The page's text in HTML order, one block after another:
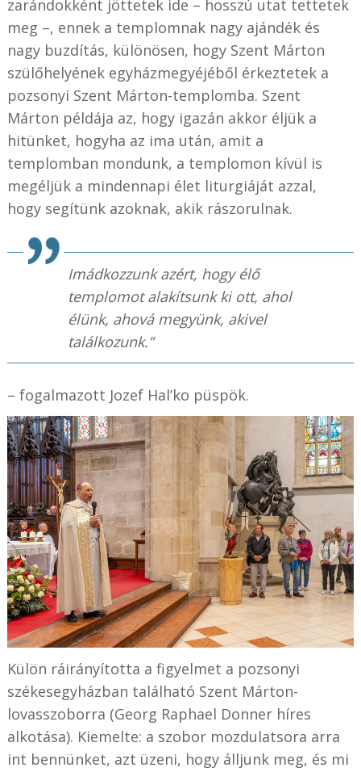
zarándokként jöttetek ide – hosszú utat tettetek
meg –, ennek a templomnak nagy ajándék és
nagy buzdítás, különösen, hogy Szent Márton
szülőhelyének egyházmegyéjéből érkeztetek a
pozsonyi Szent Márton-templomba. Szent
Márton példája az, hogy igazán akkor éljük a
hitünket, hogyha az ima után, amit a
templomban mondunk, a templomon kívül is
megéljük a mindennapi élet liturgiáját azzal,
hogy segítünk azoknak, akik rászorulnak.
Imádkozzunk azért, hogy élő
templomot alakítsunk ki ott, ahol
élünk, ahová megyünk, akivel
találkozunk.”
– fogalmazott Jozef Hal’ko püspök.
Külön ráirányította a figyelmet a pozsonyi
székesegyházban található Szent Márton-
lovasszoborra (Georg Raphael Donner híres
alkotása). Kiemelte: a szobor mozdulatsora arra
int bennünket, azt üzeni, hogy álljunk meg, és mi